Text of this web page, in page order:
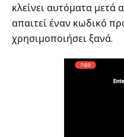
κλείνει αυτόματα μετά
απαιτεί έναν κωδικό
χρησιμοποιήσει ξανά.